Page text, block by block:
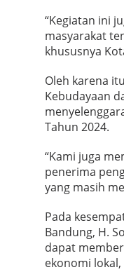
“Kegiatan ini
masyarakat
khususnya
Oleh karena
Kebudayaan
Tahun 2024.
“Kami juga
penerima
yang masih
Pada
Bandung, H.
dapat
ekonomi